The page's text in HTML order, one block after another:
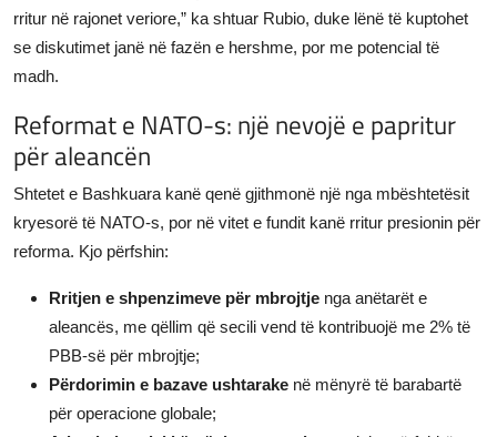
rritur në rajonet veriore,” ka shtuar Rubio, duke lënë të kuptohet
se diskutimet janë në fazën e hershme, por me potencial të
madh.
Reformat e NATO-s: një nevojë e papritur
për aleancën
Shtetet e Bashkuara kanë qenë gjithmonë një nga mbështetësit
kryesorë të NATO-s, por në vitet e fundit kanë rritur presionin për
reforma. Kjo përfshin:
Rritjen e shpenzimeve për mbrojtje nga anëtarët e
aleancës, me qëllim që secili vend të kontribuojë me 2% të
PBB-së për mbrojtje;
Përdorimin e bazave ushtarake në mënyrë të barabartë
për operacione globale;